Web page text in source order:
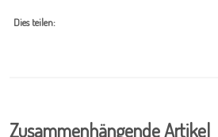
Dies teilen:
Zusammenhängende Artikel